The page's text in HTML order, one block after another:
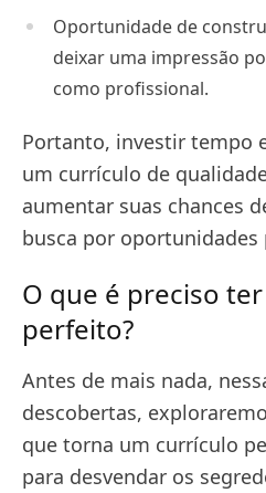
Oportunidade de
deixar uma impressão
como profissional.
Portanto, investir tempo
um currículo de
aumentar suas chances
busca por oportunidades
O que é preciso
perfeito?
Antes de mais nada,
descobertas,
que torna um currículo
para desvendar os